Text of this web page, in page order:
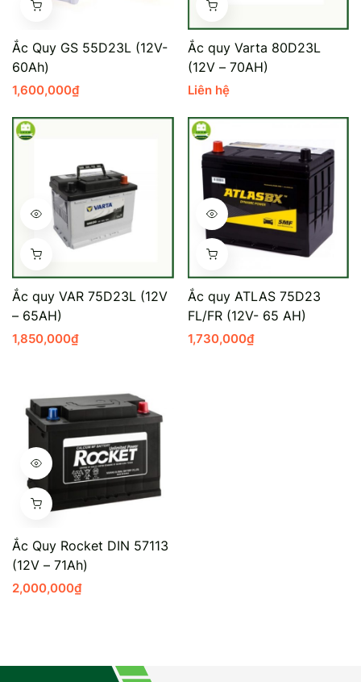
Vinfast
Long
Ắc Quy GS 55D23L (12V-
60Ah)
1,600,000₫
Ắc quy Varta 80D23L
(12V – 70AH)
Liên hệ
Ắc quy VAR 75D23L (12V
– 65AH)
1,850,000₫
Ắc quy ATLAS 75D23
FL/FR (12V- 65 AH)
1,730,000₫
Ắc Quy Rocket DIN 57113
(12V – 71Ah)
2,000,000₫